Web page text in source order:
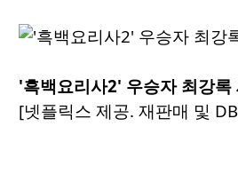
'흑백요리사2' 우승자 최강록
[넷플릭스 제공. 재판매 및